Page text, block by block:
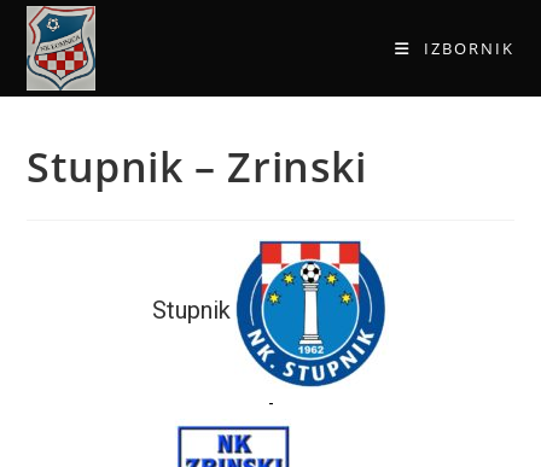
IZBORNIK
Stupnik – Zrinski
Stupnik
-